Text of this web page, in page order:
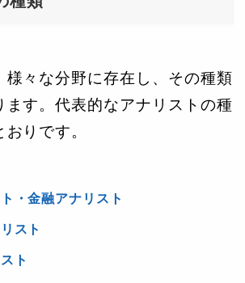
様々な分野に存在し、その種類
ます。代表的なアナリストの種
りです。
・金融アナリスト
スト
ト